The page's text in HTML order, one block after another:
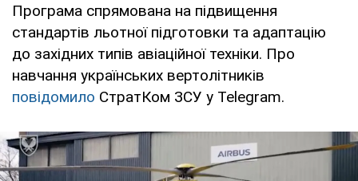
Програма спрямована на підвищення
стандартів льотної підготовки та адаптацію
до західних типів авіаційної техніки. Про
навчання українських вертолітників
повідомило СтратКом ЗСУ у Telegram.